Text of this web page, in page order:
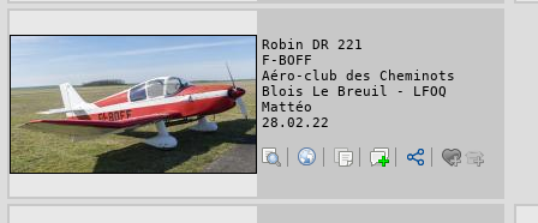
Robin DR 221
F-BOFF
Aéro-club des Cheminots
Blois Le Breuil - LFOQ
Mattéo
28.02.22